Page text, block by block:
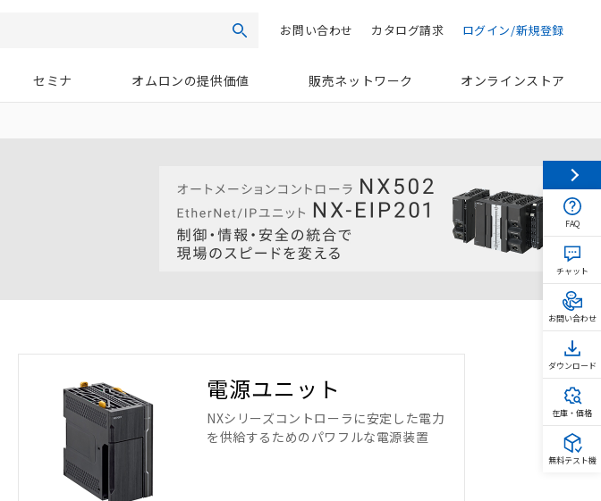
検索 ログイン/新規登録
カタログ請求
お問い合わせ
セミナ オムロンの提供価値 販売ネットワーク オンラインストア
電源ユニット
NXシリーズコントローラに安定した電力
を供給するためのパワフルな電源装置
FAQ
チャット
お問い合わせ
ダウンロード
在庫・価格
無料テスト機